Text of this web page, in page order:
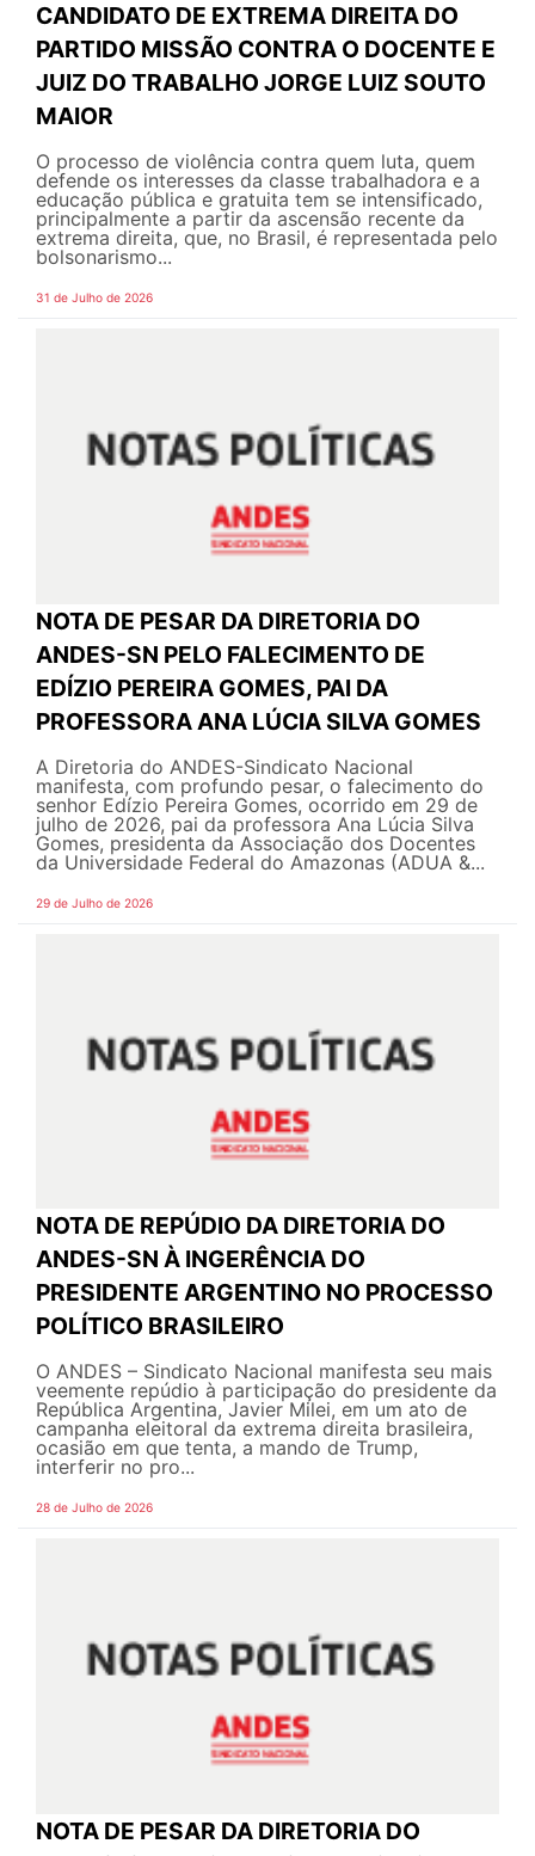
CANDIDATO DE EXTREMA DIREITA DO
PARTIDO MISSÃO CONTRA O DOCENTE E
JUIZ DO TRABALHO JORGE LUIZ SOUTO
MAIOR
O processo de violência contra quem luta, quem
defende os interesses da classe trabalhadora e a
educação pública e gratuita tem se intensificado,
principalmente a partir da ascensão recente da
extrema direita, que, no Brasil, é representada pelo
bolsonarismo...
31 de Julho de 2026
NOTA DE PESAR DA DIRETORIA DO
ANDES-SN PELO FALECIMENTO DE
EDÍZIO PEREIRA GOMES, PAI DA
PROFESSORA ANA LÚCIA SILVA GOMES
A Diretoria do ANDES-Sindicato Nacional
manifesta, com profundo pesar, o falecimento do
senhor Edízio Pereira Gomes, ocorrido em 29 de
julho de 2026, pai da professora Ana Lúcia Silva
Gomes, presidenta da Associação dos Docentes
da Universidade Federal do Amazonas (ADUA &...
29 de Julho de 2026
NOTA DE REPÚDIO DA DIRETORIA DO
ANDES-SN À INGERÊNCIA DO
PRESIDENTE ARGENTINO NO PROCESSO
POLÍTICO BRASILEIRO
O ANDES – Sindicato Nacional manifesta seu mais
veemente repúdio à participação do presidente da
República Argentina, Javier Milei, em um ato de
campanha eleitoral da extrema direita brasileira,
ocasião em que tenta, a mando de Trump,
interferir no pro...
28 de Julho de 2026
NOTA DE PESAR DA DIRETORIA DO